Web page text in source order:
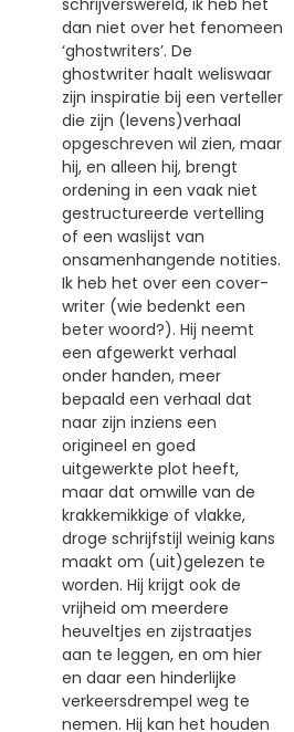
dan niet over het fenomeen
‘ghostwriters’. De
ghostwriter haalt weliswaar
zijn inspiratie bij een verteller
die zijn (levens)verhaal
opgeschreven wil zien, maar
hij, en alleen hij, brengt
ordening in een vaak niet
gestructureerde vertelling
of een waslijst van
onsamenhangende notities.
Ik heb het over een cover-
writer (wie bedenkt een
beter woord?). Hij neemt
een afgewerkt verhaal
onder handen, meer
bepaald een verhaal dat
naar zijn inziens een
origineel en goed
uitgewerkte plot heeft,
maar dat omwille van de
krakkemikkige of vlakke,
droge schrijfstijl weinig kans
maakt om (uit)gelezen te
worden. Hij krijgt ook de
vrijheid om meerdere
heuveltjes en zijstraatjes
aan te leggen, en om hier
en daar een hinderlijke
verkeersdrempel weg te
nemen. Hij kan het houden